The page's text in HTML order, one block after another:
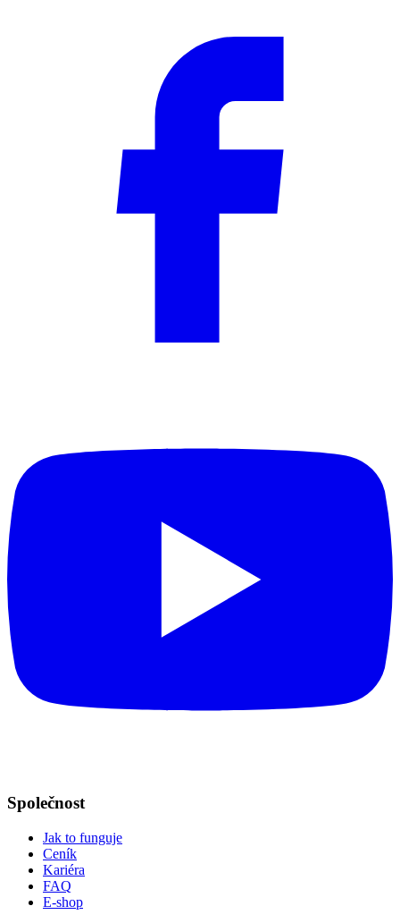
Společnost
Jak to funguje
Ceník
Kariéra
FAQ
E-shop